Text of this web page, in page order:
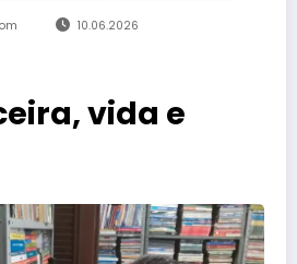
10.06.2026
vida e